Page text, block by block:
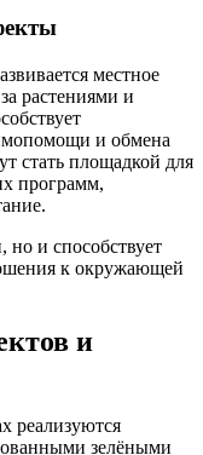
местное
растениями и
и обмена
стать площадкой для
программ,
но и способствует
к окружающей
и
реализуются
зелёными